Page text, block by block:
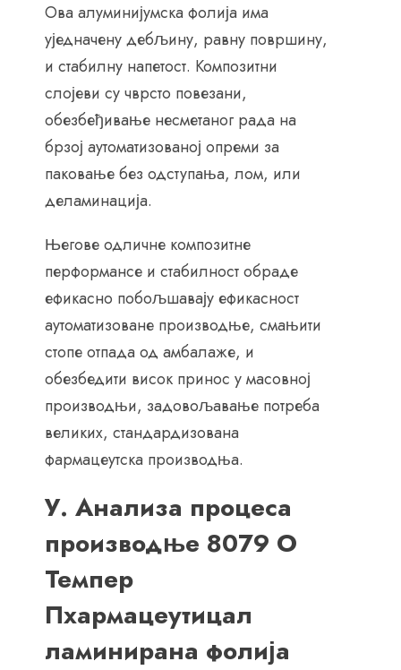
Ова алуминијумска фолија има
уједначену дебљину, равну површину,
и стабилну напетост. Композитни
слојеви су чврсто повезани,
обезбеђивање несметаног рада на
брзој аутоматизованој опреми за
паковање без одступања, лом, или
деламинација.
Његове одличне композитне
перформансе и стабилност обраде
ефикасно побољшавају ефикасност
аутоматизоване производње, смањити
стопе отпада од амбалаже, и
обезбедити висок принос у масовној
производњи, задовољавање потреба
великих, стандардизована
фармацеутска производња.
У. Анализа процеса
производње 8079 О
Темпер
Пхармацеутицал
ламинирана фолија